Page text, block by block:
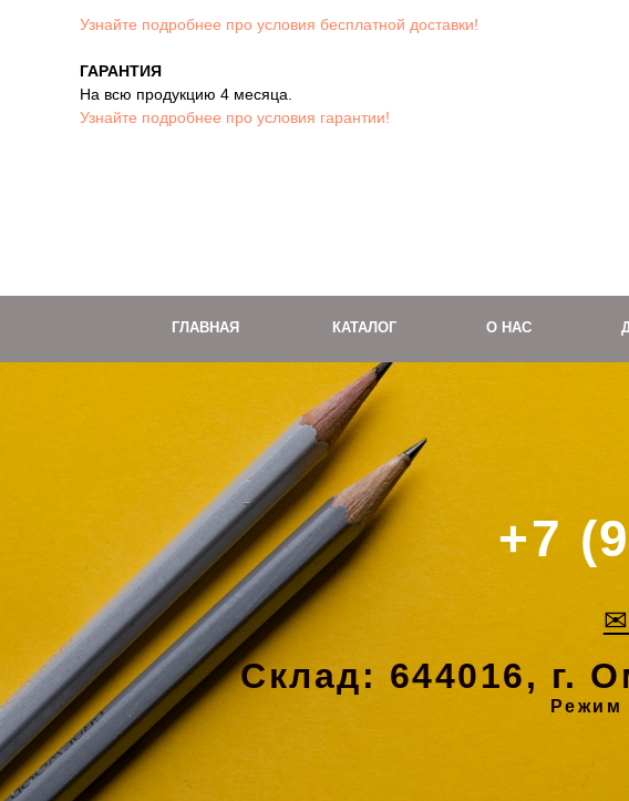
Узнайте подробнее про условия бесплатной доставки!
ГАРАНТИЯ
На всю продукцию 4 месяца.
Узнайте подробнее про условия гарантии!
ГЛАВНАЯ КАТАЛОГ О НАС
+7
✉
Склад: 644016, г.
Режим